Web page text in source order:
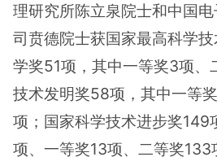
理研究所陈立泉院士和中国
司贲德院士获国家最高科学
学奖51项，其中一等奖3项、
技术发明奖58项，其中一等
项；国家科学技术进步奖149
项、一等奖13项、二等奖133